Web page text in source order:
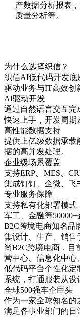
产数据分析报表
质量分析等。
为什么选择织信？
织信AI低代码开发底
驱动业务与IT高效创
AI驱动开发
通过自然语言交互完
快速上手，开发周期
高性能数据支持
提供上亿级数据承载
据的高并发处理。
企业级场景覆盖
支持ERP、MES、
集成钉钉、企微、飞
专业服务保障
支持私有化部署模式
军工、金融等50000+
B2C跨境电商知名
集设计、生产、销售
尚B2C跨境电商，目
营中心、信息化中心
低代码平台个性化定
系统，打通服装从设
全球500强车企巨头
作为一家全球知名的
满足各事业部门的日